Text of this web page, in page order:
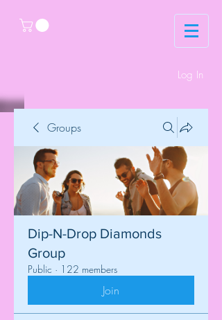
Log In
Groups
Dip-N-Drop Diamonds
Group
Public · 122 members
Join